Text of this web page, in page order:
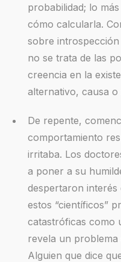
probabilidad; lo
cómo calcularla.
sobre
no se trata de las
creencia en la
alternativo, causa o
De repente,
comportamiento
irritaba. Los
a poner a su
despertaron interés
estos “científicos”
catastróficas como
revela un problema
Alguien que dice